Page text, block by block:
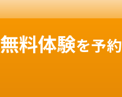
無料体験を予約